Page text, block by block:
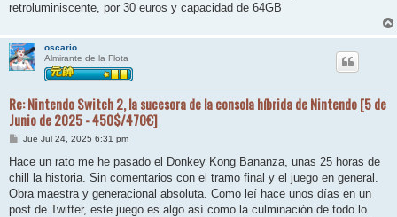
retroluminiscente, por 30 euros y capacidad de 64GB
oscario
Almirante de la Flota
Re: Nintendo Switch 2, la sucesora de la consola híbrida de Nintendo [5 de
Junio de 2025 - 450$/470€]
M
n
a
j
Jue Jul 24, 2025 6:31 pm
Hace un rato me he pasado el Donkey Kong Bananza, unas 25 horas de
chill la historia. Sin comentarios con el tramo final y el juego en general.
Obra maestra y generacional absoluta. Como leí hace unos días en un
post de Twitter, este juego es algo así como la culminación de todo lo